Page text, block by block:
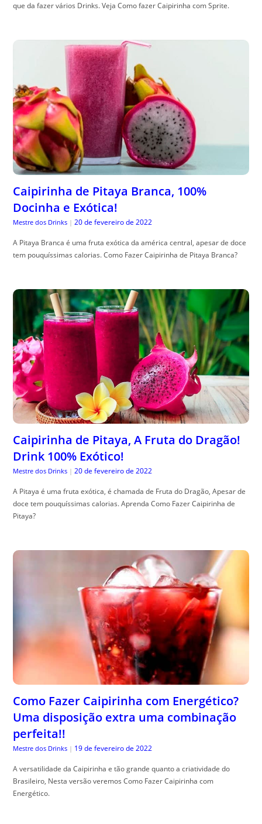
que da fazer vários Drinks. Veja Como fazer Caipirinha com Sprite.
Caipirinha de Pitaya Branca, 100%
Docinha e Exótica!
Mestre dos Drinks | 20 de fevereiro de 2022
A Pitaya Branca é uma fruta exótica da américa central, apesar de doce
tem pouquíssimas calorias. Como Fazer Caipirinha de Pitaya Branca?
Caipirinha de Pitaya, A Fruta do Dragão!
Drink 100% Exótico!
Mestre dos Drinks | 20 de fevereiro de 2022
A Pitaya é uma fruta exótica, é chamada de Fruta do Dragão, Apesar de
doce tem pouquíssimas calorias. Aprenda Como Fazer Caipirinha de
Pitaya?
Como Fazer Caipirinha com Energético?
Uma disposição extra uma combinação
perfeita!!
Mestre dos Drinks | 19 de fevereiro de 2022
A versatilidade da Caipirinha e tão grande quanto a criatividade do
Brasileiro, Nesta versão veremos Como Fazer Caipirinha com
Energético.